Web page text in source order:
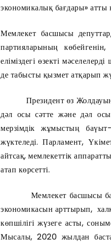
экономикалық бағдары» атты
Мемлекет басшысы
партияларының
еліміздегі өзекті
де табысты қызмет атқарып
Президент өз Жолдауын
дәл осы сәтте және дәл
мерзімдік жұмыстың
жүктеледі. Парламент,
айтсақ, мемлекеттік
атап көрсетті.
Мемлекет басшысы
экономикасын арттырып,
көпшілігі жүзеге асты,
Мысалы, 2020 жылдан